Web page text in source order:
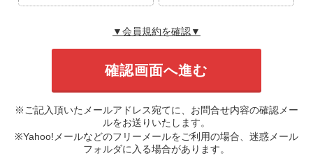
▼会員規約を確認▼
※ご記入頂いたメールアドレス宛てに、お問合せ内容の確認メー
ルをお送りいたします。
※Yahoo!メールなどのフリーメールをご利用の場合、迷惑メール
フォルダに入る場合があります。